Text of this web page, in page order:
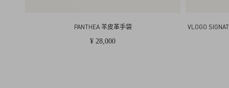
PANTHEA 羊皮革手袋
¥ 28,000
VLOGO